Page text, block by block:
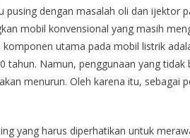
dengan masalah oli dan ijektor
mobil konvensional yang masih
utama pada mobil listrik
Namun, penggunaan yang tidak
menurun. Oleh karena itu, sebagai
yang harus diperhatikan untuk